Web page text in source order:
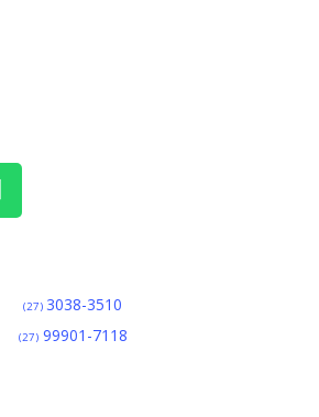
(27) 3038-3510
(27)99901-7118